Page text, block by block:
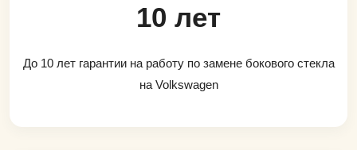
10 лет
До 10 лет гарантии на работу по замене бокового стекла
на Volkswagen